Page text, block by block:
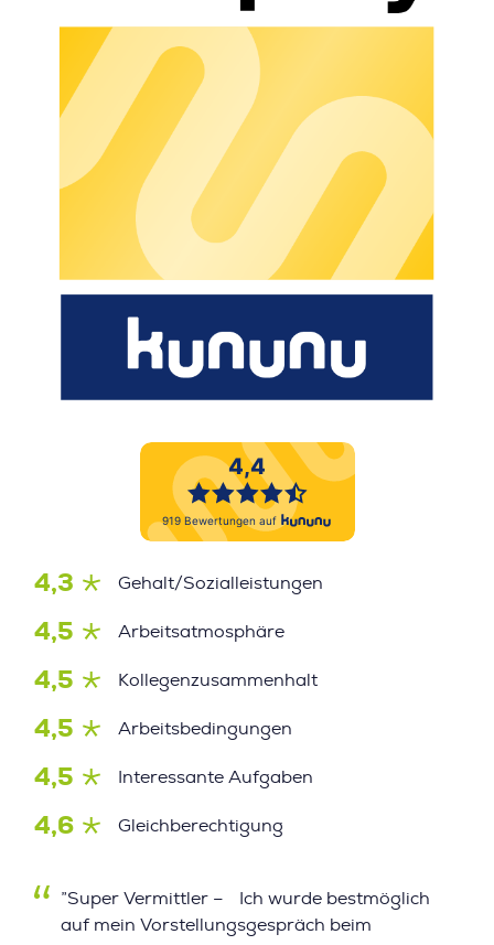
4,3 Gehalt/Sozialleistungen
4,5 Arbeitsatmosphäre
4,5 Kollegenzusammenhalt
4,5 Arbeitsbedingungen
4,5 Interessante Aufgaben
4,6 Gleichberechtigung
”Super Vermittler – Ich wurde bestmöglich
auf mein Vorstellungsgespräch beim